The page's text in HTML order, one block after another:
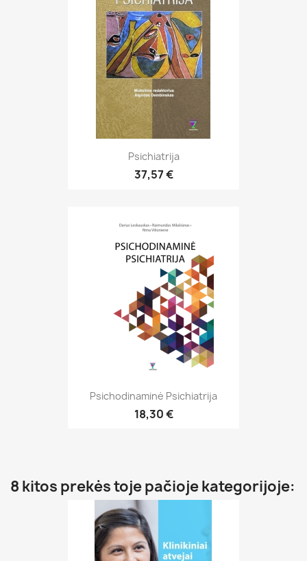
Psichiatrija
37,57 €
Psichodinaminė Psichiatrija
18,30 €
8 kitos prekės toje pačioje kategorijoje: